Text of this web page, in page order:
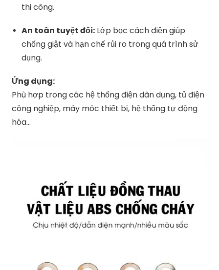
thi công.
An toàn tuyệt đối: Lớp bọc cách điện giúp
chống giật và hạn chế rủi ro trong quá trình sử
dụng.
Ứng dụng:
Phù hợp trong các hệ thống điện dân dụng, tủ điện
công nghiệp, máy móc thiết bị, hệ thống tự động
hóa…